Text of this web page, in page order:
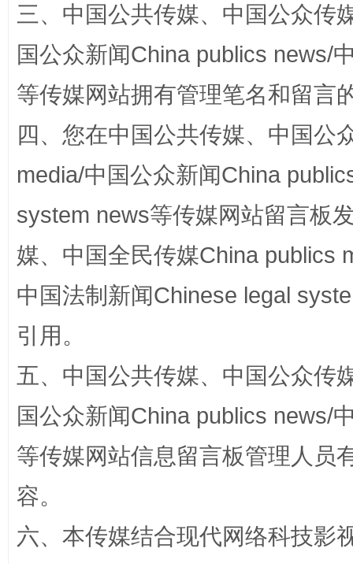
站台名比不上好声名
漫山遍野的桃花与雪山、麦地、白藏房 除
三、中国公共传媒、中国公众传
国公众新闻China publics news/
等传媒网站拥有管理笔名和留言
四、您在中国公共传媒、中国公
media/中国公众新闻China
system news等传媒网站留言板
媒、中国全民传媒China publics
中国法制新闻Chinese legal
引用。
五、中国公共传媒、中国公众传
国公众新闻China publics news/
等传媒网站信息留言板管理人员
容。
六、本传媒结合现代网络科技影